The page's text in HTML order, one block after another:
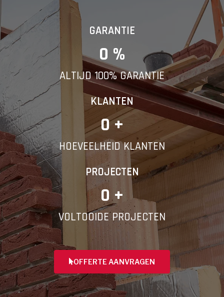
GARANTIE
0 %
ALTIJD 100% GARANTIE
KLANTEN
0 +
HOEVEELHEID KLANTEN
PROJECTEN
0 +
VOLTOOIDE PROJECTEN
OFFERTE AANVRAGEN